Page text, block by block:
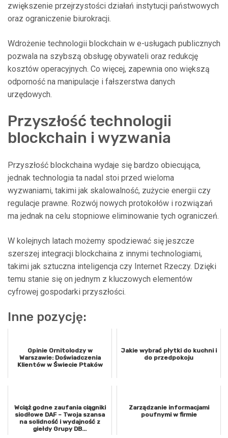
zwiększenie przejrzystości działań instytucji państwowych
oraz ograniczenie biurokracji.
Wdrożenie technologii blockchain w e-usługach publicznych
pozwala na szybszą obsługę obywateli oraz redukcję
kosztów operacyjnych. Co więcej, zapewnia ono większą
odporność na manipulacje i fałszerstwa danych
urzędowych.
Przyszłość technologii
blockchain i wyzwania
Przyszłość blockchaina wydaje się bardzo obiecująca,
jednak technologia ta nadal stoi przed wieloma
wyzwaniami, takimi jak skalowalność, zużycie energii czy
regulacje prawne. Rozwój nowych protokołów i rozwiązań
ma jednak na celu stopniowe eliminowanie tych ograniczeń.
W kolejnych latach możemy spodziewać się jeszcze
szerszej integracji blockchaina z innymi technologiami,
takimi jak sztuczna inteligencja czy Internet Rzeczy. Dzięki
temu stanie się on jednym z kluczowych elementów
cyfrowej gospodarki przyszłości.
Inne pozycję:
Opinie Ornitolodzy w
Warszawie: Doświadczenia
Klientów w Świecie Ptaków
Jakie wybrać płytki do kuchni i
do przedpokoju
Wciąż godne zaufania ciągniki
siodłowe DAF – Twoja szansa
na solidność i wydajność z
giełdy Grupy DB...
Zarządzanie informacjami
poufnymi w firmie